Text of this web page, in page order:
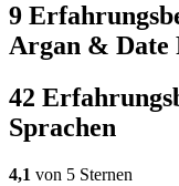
9
Argan & Date
42
Sprachen
4,1 von 5 Sternen